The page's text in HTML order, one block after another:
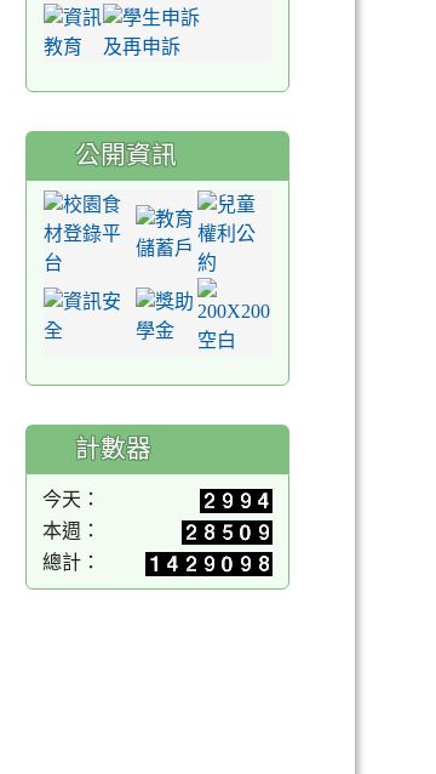
公開資訊
計數器
今天：
本週：
總計：